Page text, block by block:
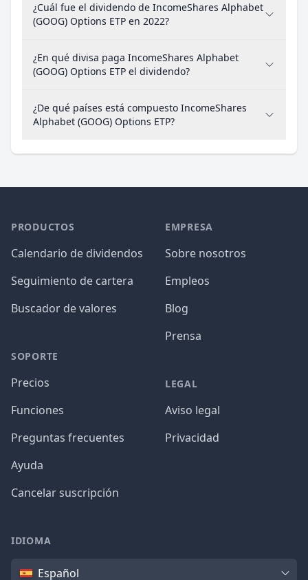
¿Cuál fue el dividendo de IncomeShares Alphabet
(GOOG) Options ETP en 2022?
¿En qué divisa paga IncomeShares Alphabet
(GOOG) Options ETP el dividendo?
¿De qué países está compuesto IncomeShares
Alphabet (GOOG) Options ETP?
PRODUCTOS
Calendario de dividendos
Seguimiento de cartera
Buscador de valores
SOPORTE
Precios
Funciones
Preguntas frecuentes
Ayuda
Cancelar suscripción
EMPRESA
Sobre nosotros
Empleos
Blog
Prensa
LEGAL
Aviso legal
Privacidad
IDIOMA
IdiomaEspañol